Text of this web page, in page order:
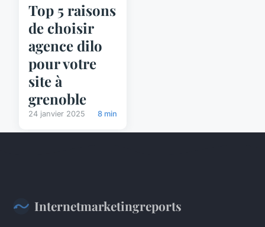
Top 5 raisons
de choisir
agence dilo
pour votre
site à
grenoble
24 janvier 2025 8 min
Internetmarketingreports